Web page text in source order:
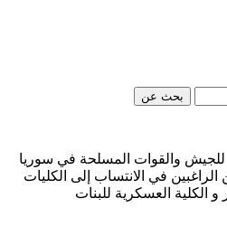
بحث عن
للجيش والقوات المسلحة في سوريا
في الانتساب إلى الكليات
و الكلية العسكرية للبنات